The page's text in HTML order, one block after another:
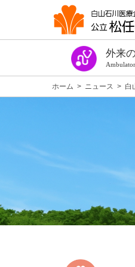
外来
今週の診察表
診療時間・ご予
はじめての方
紹介状をお持ち
診察券をお持ち
手術や出血を伴
健康診断
専門外来
発熱者外来
セカンドオピニ
看護外来
よろず相談室
がん相談支援セ
女性専門相談窓
医療福祉相談
患者サロン ほっ
各種診断書
ホーム > ニュース > 白